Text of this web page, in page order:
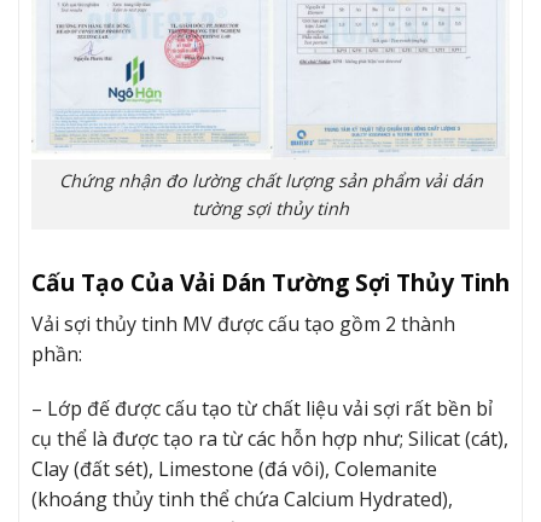
Chứng nhận đo lường chất lượng sản phẩm vải dán
tường sợi thủy tinh
Cấu Tạo Của Vải Dán Tường Sợi Thủy Tinh
Vải sợi thủy tinh MV được cấu tạo gồm 2 thành
phần:
– Lớp đế được cấu tạo từ chất liệu vải sợi rất bền bỉ
cụ thể là được tạo ra từ các hỗn hợp như; Silicat (cát),
Clay (đất sét), Limestone (đá vôi), Colemanite
(khoáng thủy tinh thể chứa Calcium Hydrated),